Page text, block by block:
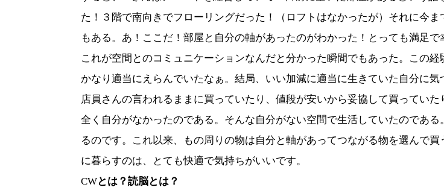
た！３階で南向きでフローリングだった！（ロフトはなかったが）それに今
もある。あ！ここだ！部屋と自分の軸があったのがわかった！とっても満足で
これが空間とのコミュニケーションなんだと分かった瞬間でもあった。この
かなり適当にえらんでいたなぁ。結局、いい加減に適当に生きていた自分に気
店員さんの言われるままに買っていたり、値段が安いから妥協して買っていた
全く自分がなかったのである。そんな自分がない空間で生活していたのであ
るのです。これ以来、もの周りの物は自分と軸があってつながる物を選んで
に暮らすのは、とても快適で気持ちがいいです。
CWとは？読脳とは？